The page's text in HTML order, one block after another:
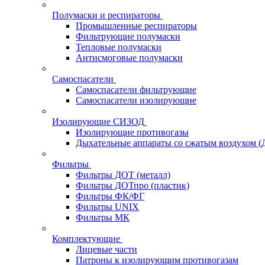
Полумаски и респираторы
Промышленные респираторы
Фильтрующие полумаски
Тепловые полумаски
Антисмоговые полумаски
Самоспасатели
Самоспасатели фильтрующие
Самоспасатели изолирующие
Изолирующие СИЗОД
Изолирующие противогазы
Дыхательные аппараты со сжатым воздухом
Фильтры
Фильтры ДОТ (металл)
Фильтры ДОТпро (пластик)
Фильтры ФК/ФГ
Фильтры UNIX
Фильтры МК
Комплектующие
Лицевые части
Патроны к изолирующим противогазам